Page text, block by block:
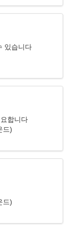
있습니다
합니다
드)
드)